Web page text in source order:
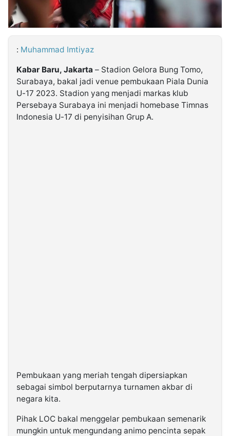
: Muhammad Imtiyaz
Kabar Baru, Jakarta – Stadion Gelora Bung Tomo,
Surabaya, bakal jadi venue pembukaan Piala Dunia
U-17 2023. Stadion yang menjadi markas klub
Persebaya Surabaya ini menjadi homebase Timnas
Indonesia U-17 di penyisihan Grup A.
Pembukaan yang meriah tengah dipersiapkan
sebagai simbol berputarnya turnamen akbar di
negara kita.
Pihak LOC bakal menggelar pembukaan semenarik
mungkin untuk mengundang animo pencinta sepak